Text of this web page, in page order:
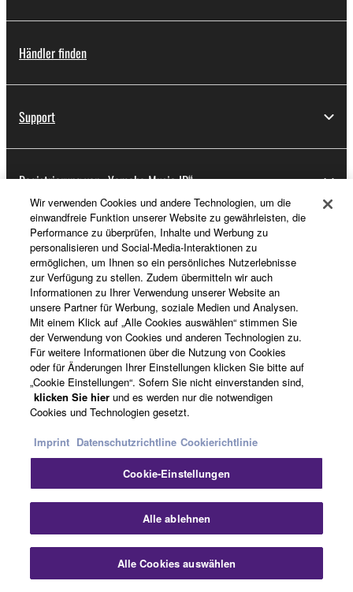
Händler finden
Support
Registrierung von „Yamaha Music ID“
Über Yamaha
Österreich - German
Business
KontaktNutzungsbedingungenDatenschutzerklärung
CookierichtlinieImpressum
© Yamaha Corporation.
Wir verwenden Cookies und andere Technologien, um die
einwandfreie Funktion unserer Website zu gewährleisten, die
Performance zu überprüfen, Inhalte und Werbung zu
personalisieren und Social-Media-Interaktionen zu
ermöglichen, um Ihnen so ein persönliches Nutzerlebnisse
zur Verfügung zu stellen. Zudem übermitteln wir auch
Informationen zu Ihrer Verwendung unserer Website an
unsere Partner für Werbung, soziale Medien und Analysen.
Mit einem Klick auf „Alle Cookies auswählen“ stimmen Sie
der Verwendung von Cookies und anderen Technologien zu.
Für weitere Informationen über die Nutzung von Cookies
oder für Änderungen Ihrer Einstellungen klicken Sie bitte auf
„Cookie Einstellungen“. Sofern Sie nicht einverstanden sind,
klicken Sie hier und es werden nur die notwendigen
Cookies und Technologien gesetzt.
Imprint Datenschutzrichtline Cookierichtlinie
Cookie-Einstellungen
Alle ablehnen
Alle Cookies auswählen